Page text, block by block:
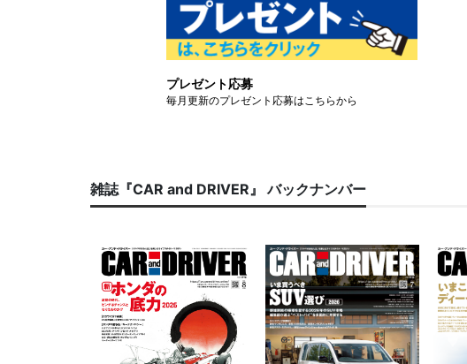
プレゼント応募
毎月更新のプレゼント応募はこちらから
雑誌『CAR and DRIVER』 バックナンバー